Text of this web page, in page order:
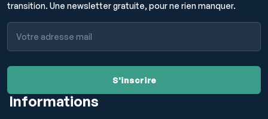
transition. Une newsletter gratuite, pour ne rien manquer.
Informations